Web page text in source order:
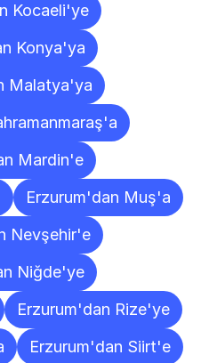
Kocaeli'ye
Konya'ya
Malatya'ya
Mardin'e
Erzurum'dan Muş'a
Nevşehir'e
Niğde'ye
Erzurum'dan Rize'ye
Erzurum'dan Siirt'e